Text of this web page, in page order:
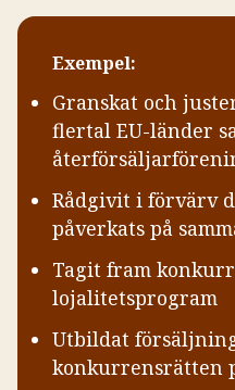
Exempel:
Granskat och
flertal EU-länder
Rådgivit i förvärv
påverkats på
Tagit fram
lojalitetsprogram
Utbildat
konkurrensrätten